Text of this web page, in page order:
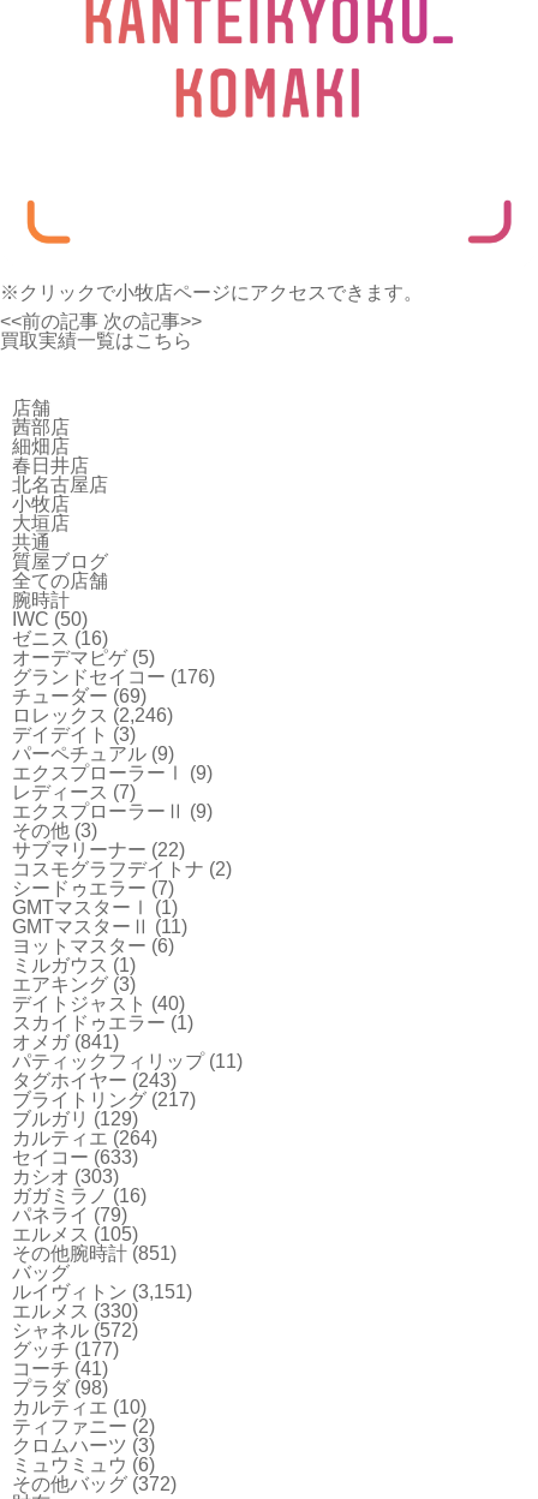
※クリックで小牧店ページにアクセスできます。
<<前の記事 次の記事>>
買取実績一覧はこちら
店舗
茜部店
細畑店
春日井店
北名古屋店
小牧店
大垣店
共通
質屋ブログ
全ての店舗
腕時計
IWC (50)
ゼニス (16)
オーデマピゲ(5)
グランドセイコー (176)
チューダー (69)
ロレックス (2,246)
デイデイト (3)
パーペチュアル (9)
エクスプローラーⅠ
(9)
レディース (7)
エクスプローラーⅡ (9)
その他 (3)
サブマリーナー (22)
コスモグラフデイトナ (2)
シードゥエラー (7)
GMTマスターⅠ
(1)
GMTマスターⅡ (11)
ヨットマスター (6)
ミルガウス (1)
エアキング (3)
デイトジャスト (40)
スカイドゥエラー (1)
オメガ(841)
パティックフィリップ(11)
タグホイヤー (243)
ブライトリング (217)
ブルガリ (129)
カルティエ (264)
セイコー (633)
カシオ (303)
ガガミラノ (16)
パネライ (79)
エルメス (105)
その他腕時計 (851)
バッグ
ルイヴィトン (3,151)
エルメス (330)
シャネル (572)
グッチ (177)
コーチ (41)
プラダ (98)
カルティエ (10)
ティファニー (2)
クロムハーツ (3)
ミュウミュウ (6)
その他バッグ (372)